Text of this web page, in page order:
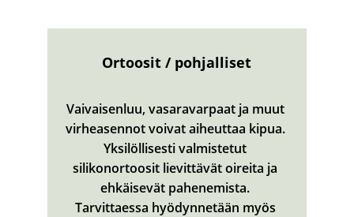
Ortoosit / pohjalliset
Vaivaisenluu, vasaravarpaat ja muut
virheasennot voivat aiheuttaa kipua.
Yksilöllisesti valmistetut
silikonortoosit lievittävät oireita ja
ehkäisevät pahenemista.
Tarvittaessa hyödynnetään myös